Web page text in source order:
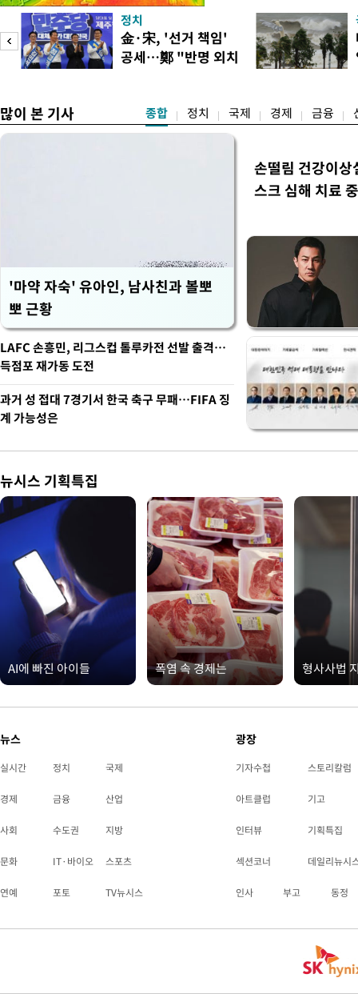
더위가 꺾인 분위기다. 기
도(오산, 안성, 용인남부,
화순, 보성, 광양, 강진, 영
면 제외), 곡성북부, 곡성남
정치
金·宋, '선거 책임'
공세…鄭 "반명 외치
많이 본 기사 종합 정치 국제 경제 금융
'마약 자숙' 유아인, 남사친과 볼뽀
뽀 근황
손떨림 건강이
스크 심해 치료
LAFC 손흥민, 리그스컵 톨루카전 선발 출격…
득점포 재가동 도전
과거 성 접대 7경기서 한국 축구 무패…FIFA 징
계 가능성은
뉴시스 기획특집
AI에 빠진 아이들 폭염 속 경제는 형사사법
뉴스
실시간 정치 국제
경제 금융 산업
사회 수도권 지방
문화 IT·바이오 스포츠
연예 포토 TV뉴시스
광장
기자수첩 스토리칼럼
아트클럽 기고
인터뷰 기획특집
섹션코너 데일리뉴시
인사 부고 동정